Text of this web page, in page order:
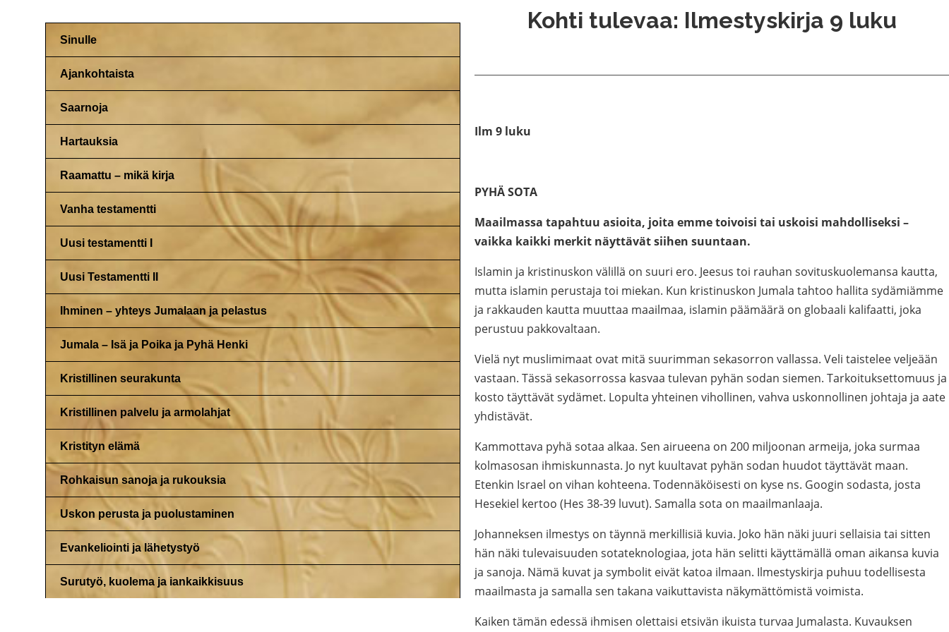
Sinulle
Ajankohtaista
Saarnoja
Hartauksia
Raamattu – mikä kirja
Vanha testamentti
Uusi testamentti I
Uusi Testamentti II
Ihminen – yhteys Jumalaan ja pelastus
Jumala – Isä ja Poika ja Pyhä Henki
Kristillinen seurakunta
Kristillinen palvelu ja armolahjat
Kristityn elämä
Rohkaisun sanoja ja rukouksia
Uskon perusta ja puolustaminen
Evankeliointi ja lähetystyö
Surutyö, kuolema ja iankaikkisuus
Kohti tulevaa: Ilmestyskirja 9 luku
Ilm 9 luku
PYHÄ SOTA
Maailmassa tapahtuu asioita, joita emme toivoisi tai uskoisi mahdolliseksi –
vaikka kaikki merkit näyttävät siihen suuntaan.
Islamin ja kristinuskon välillä on suuri ero. Jeesus toi rauhan sovituskuolemansa kautta,
mutta islamin perustaja toi miekan. Kun kristinuskon Jumala tahtoo hallita sydämiämme
ja rakkauden kautta muuttaa maailmaa, islamin päämäärä on globaali kalifaatti, joka
perustuu pakkovaltaan.
Vielä nyt muslimimaat ovat mitä suurimman sekasorron vallassa. Veli taistelee veljeään
vastaan. Tässä sekasorrossa kasvaa tulevan pyhän sodan siemen. Tarkoituksettomuus ja
kosto täyttävät sydämet. Lopulta yhteinen vihollinen, vahva uskonnollinen johtaja ja aate
yhdistävät.
Kammottava pyhä sotaa alkaa. Sen airueena on 200 miljoonan armeija, joka surmaa
kolmasosan ihmiskunnasta. Jo nyt kuultavat pyhän sodan huudot täyttävät maan.
Etenkin Israel on vihan kohteena. Todennäköisesti on kyse ns. Googin sodasta, josta
Hesekiel kertoo (Hes 38-39 luvut). Samalla sota on maailmanlaaja.
Johanneksen ilmestys on täynnä merkillisiä kuvia. Joko hän näki juuri sellaisia tai sitten
hän näki tulevaisuuden sotateknologiaa, jota hän selitti käyttämällä oman aikansa kuvia
ja sanoja. Nämä kuvat ja symbolit eivät katoa ilmaan. Ilmestyskirja puhuu todellisesta
maailmasta ja samalla sen takana vaikuttavista näkymättömistä voimista.
Kaiken tämän edessä ihmisen olettaisi etsivän ikuista turvaa Jumalasta. Kuvauksen